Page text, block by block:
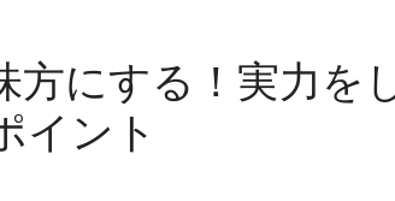
方にする！実力を
イント